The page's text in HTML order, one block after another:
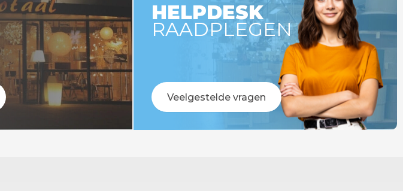
HELPDESK
RAADPLEGEN
Veelgestelde vragen